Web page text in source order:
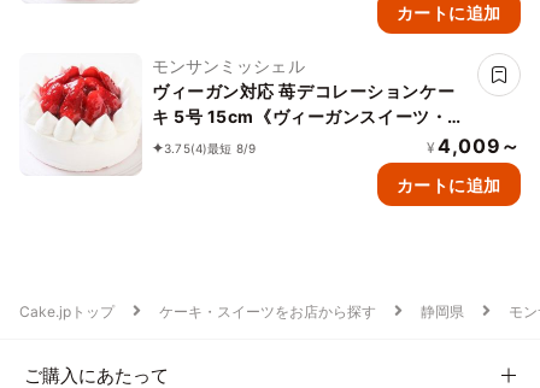
カートに追加
モンサンミッシェル
ヴィーガン対応 苺デコレーションケー
キ 5号 15cm《ヴィーガンスイーツ・ヴ
ィーガンケーキ》
3.75(4)最短 8/9 ¥ 4,009～
カートに追加
Cake.jpトップ ケーキ・スイーツをお店から探す 静岡県 モ
ご購入にあたって